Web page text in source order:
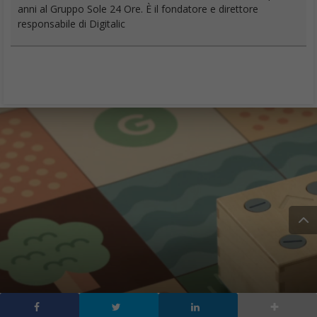
anni al Gruppo Sole 24 Ore. È il fondatore e direttore
responsabile di Digitalic